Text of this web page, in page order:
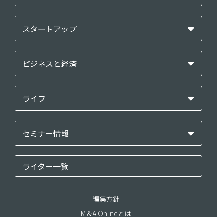
スタートアップ
ビジネスと経済
ライフ
セミナー情報
ライター一覧
編集方針
M＆A Onlineとは